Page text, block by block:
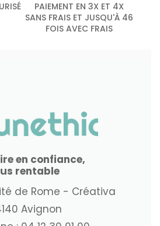
PAIEMENT EN 3X ET 4X
SANS FRAIS ET JUSQU'À 46
FOIS AVEC FRAIS
en confiance,
rentable
de Rome - Créativa
Avignon